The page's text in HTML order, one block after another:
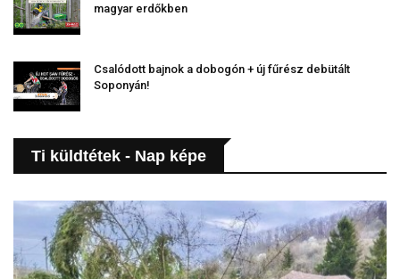
magyar erdőkben
Csalódott bajnok a dobogón + új fűrész debütált
Soponyán!
Ti küldtétek - Nap képe